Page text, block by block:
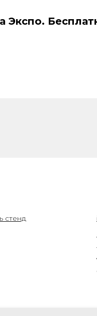
Экспо.
стенд